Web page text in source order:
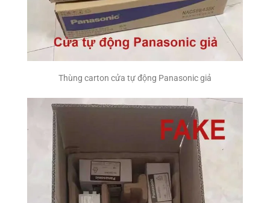
Thùng carton cửa tự động Panasonic giả